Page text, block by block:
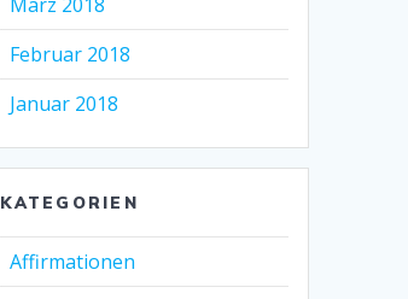
Februar 2018
Januar 2018
KATEGORIEN
Affirmationen